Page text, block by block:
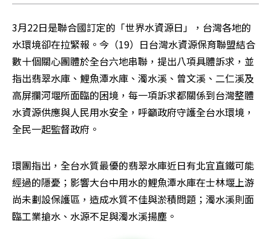
3月22日是聯合國訂定的「世界水資源日」，台灣各地的
水環境卻在拉緊報。今（19）日台灣水資源保育聯盟結合
數十個關心團體於全台六地串聯，提出八項具體訴求，並
指出翡翠水庫、鯉魚潭水庫、濁水溪、曾文溪、二仁溪及
高屏攔河堰所面臨的困境，每一項訴求都關係到台灣整體
水資源供應與人民用水安全，呼籲政府守護全台水環境，
全民一起監督政府。
環團指出，全台水質最優的翡翠水庫近日有北宜直鐵可能
經過的隱憂；影響大台中用水的鯉魚潭水庫在士林堰上游
尚未劃設保護區，造成水質不佳與淤積問題；濁水溪則面
臨工業搶水、水源不足與濁水溪揚塵。